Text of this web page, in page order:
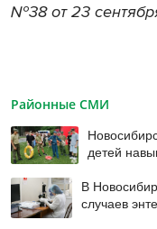
№38 от 23
Районные СМИ
детей
В
случаев